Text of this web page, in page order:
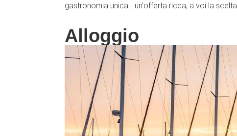
gastronomia unica... un'offerta ricca, a voi la scelta.
Alloggio